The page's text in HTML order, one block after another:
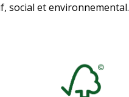
social et environnemental.